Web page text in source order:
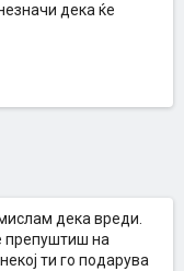
дека ќе
дека вреди.
препуштиш на
ти го подарува